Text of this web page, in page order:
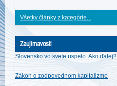
Všetky články z kategórie...
Zaujímavosti
Slovensko vo svete uspelo. Ako ďalej?
Zákon o zodpovednom kapitalizme